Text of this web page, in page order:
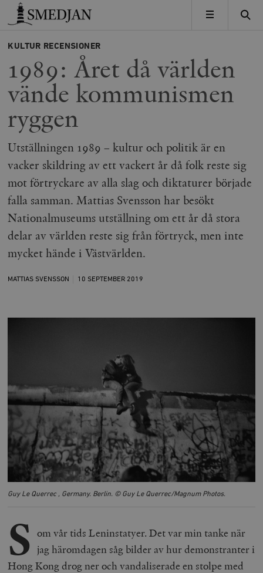
Timbro
MENY
KULTUR RECENSIONER
1989: Året då världen
vände kommunismen
ryggen
Utställningen 1989 – kultur och politik är en
vacker skildring av ett vackert år då folk reste sig
mot förtryckare av alla slag och diktaturer började
falla samman. Mattias Svensson har besökt
Nationalmuseums utställning om ett år då stora
delar av världen reste sig från förtryck, men inte
mycket hände i Västvärlden.
MATTIAS SVENSSON 10 SEPTEMBER 2019
Guy Le Querrec , Germany. Berlin. © Guy Le Querrec/Magnum Photos.
S om vår tids Leninstatyer. Det var min tanke när
jag häromdagen såg bilder av hur demonstranter i
Hong Kong drog ner och vandaliserade en stolpe med